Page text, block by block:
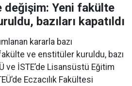
değişim: Yeni fakülte
bazıları kapatıldı
kararla bazı
ve enstitüler kuruldu, bazı
ve İSTE’de Lisansüstü Eğitim
Eczacılık Fakültesi